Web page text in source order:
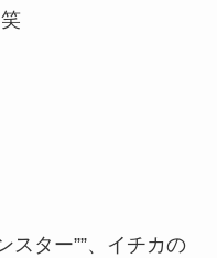
スター””、イチカの